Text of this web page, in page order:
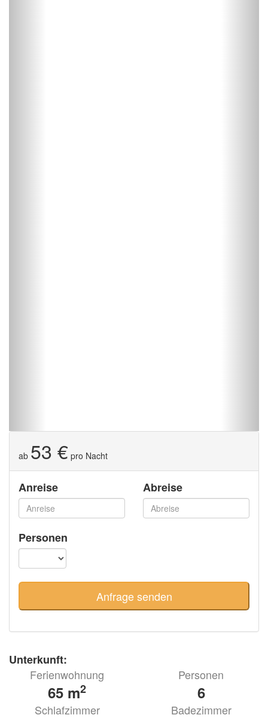
ab 53 € pro Nacht
Anreise Abreise
Personen
Unterkunft:
Ferienwohnung
65 m2
Personen
6
Schlafzimmer Badezimmer